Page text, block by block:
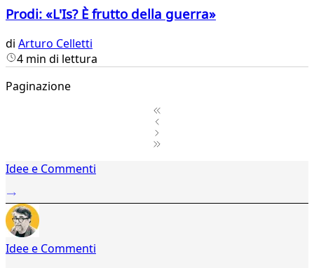
Prodi: «L'Is? È frutto della guerra»
di Arturo Celletti
4 min di lettura
Paginazione
2Idee e Commenti
Idee e Commenti